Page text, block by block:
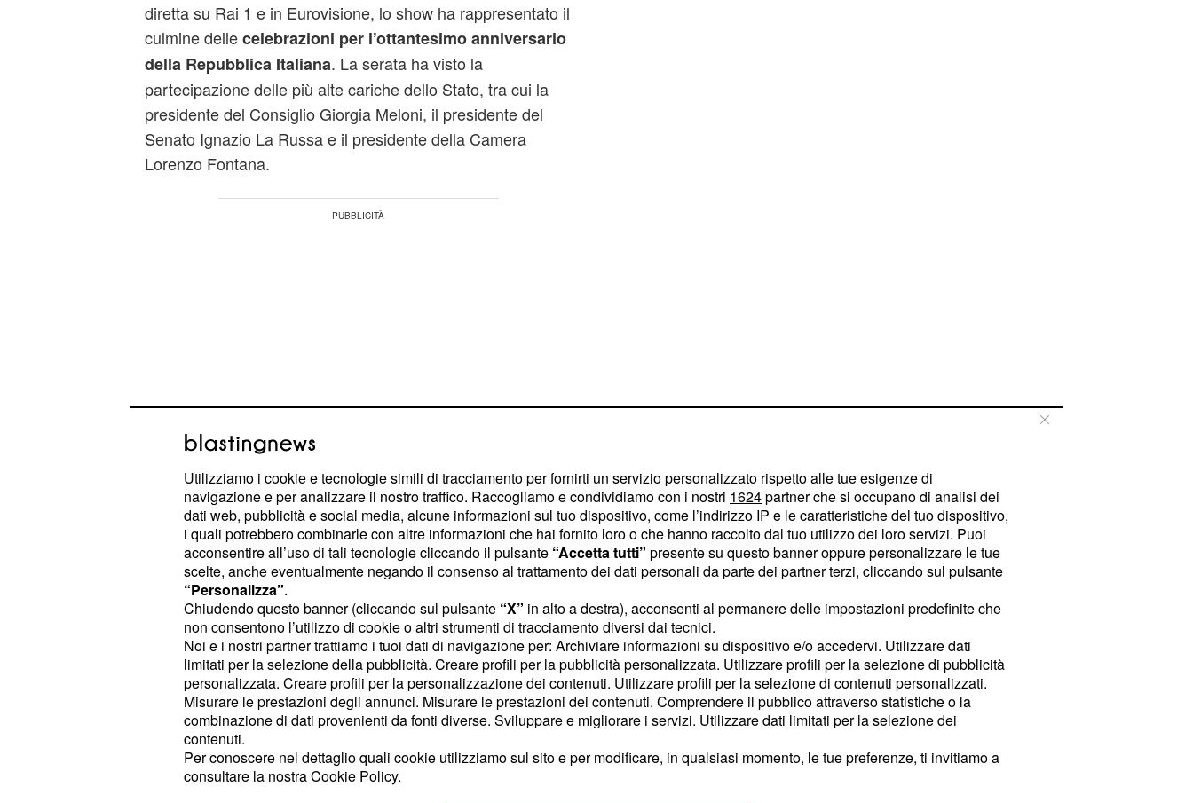
diretta su Rai 1 e in Eurovisione, lo show ha rappresentato il
culmine dellecelebrazioni per l’ottantesimo anniversario
della Repubblica Italiana. La serata ha visto la
partecipazione delle più alte cariche dello Stato, tra cui la
presidente del Consiglio Giorgia Meloni, il presidente del
Senato Ignazio La Russa e il presidente della Camera
Lorenzo Fontana.
L’attrice e regista ha offerto un toccante monologo dedicato
primo voto delle donne nel 1946, rendendo omaggio a
figure storiche come Irma Bandiera, partigiana torturata e
fucilata, e alle madri costituenti Tina Anselmi, Nilde Iotti e
Teresa Mattei. Nel suo intervento, Cortellesi ha evocato la
nascita della Repubblica come “la promessa di un Paese in
cui si potesse parlare liberamente, di sentire e scegliere chi
governa, partecipare alla vita pubblica senza paura. Una
nazione in cui le donne potessero finalmente studiare,
lavorare, votare, candidarsi, amministrare i propri beni,
costruire il proprio destino fuori dall’obbedienza imposta”.
Ha poi aggiunto una riflessione sulle
Utilizziamo i cookie e tecnologie simili di tracciamento per fornirti un servizio personalizzato rispetto alle tue esigenze di
navigazione e per analizzare il nostro traffico. Raccogliamo e condividiamo con i nostri 1624partner che si occupano di analisi dei
dati web, pubblicità e social media, alcune informazioni sul tuo dispositivo, come l’indirizzo IP e le caratteristiche del tuo dispositivo,
i quali potrebbero combinarle con altre informazioni che hai fornito loro o che hanno raccolto dal tuo utilizzo dei loro servizi. Puoi
acconsentire all’uso di tali tecnologie cliccando il pulsante “Accetta tutti” presente su questo banner oppure personalizzare le tue
scelte, anche eventualmente negando il consenso al trattamento dei dati personali da parte dei partner terzi, cliccando sul pulsante
“Personalizza”.
Chiudendo questo banner (cliccando sul pulsante “X” in alto a destra), acconsenti al permanere delle impostazioni predefinite che
non consentono l’utilizzo di cookie o altri strumenti di tracciamento diversi dai tecnici.
Noi e i nostri partner trattiamo i tuoi dati di navigazione per: Archiviare informazioni su dispositivo e/o accedervi. Utilizzare dati
limitati per la selezione della pubblicità. Creare profili per la pubblicità personalizzata. Utilizzare profili per la selezione di pubblicità
personalizzata. Creare profili per la personalizzazione dei contenuti. Utilizzare profili per la selezione di contenuti personalizzati.
Misurare le prestazioni degli annunci. Misurare le prestazioni dei contenuti. Comprendere il pubblico attraverso statistiche o la
combinazione di dati provenienti da fonti diverse. Sviluppare e migliorare i servizi. Utilizzare dati limitati per la selezione dei
contenuti.
Per conoscere nel dettaglio quali cookie utilizziamo sul sito e per modificare, in qualsiasi momento, le tue preferenze, ti invitiamo a
consultare la nostraCookie Policy.